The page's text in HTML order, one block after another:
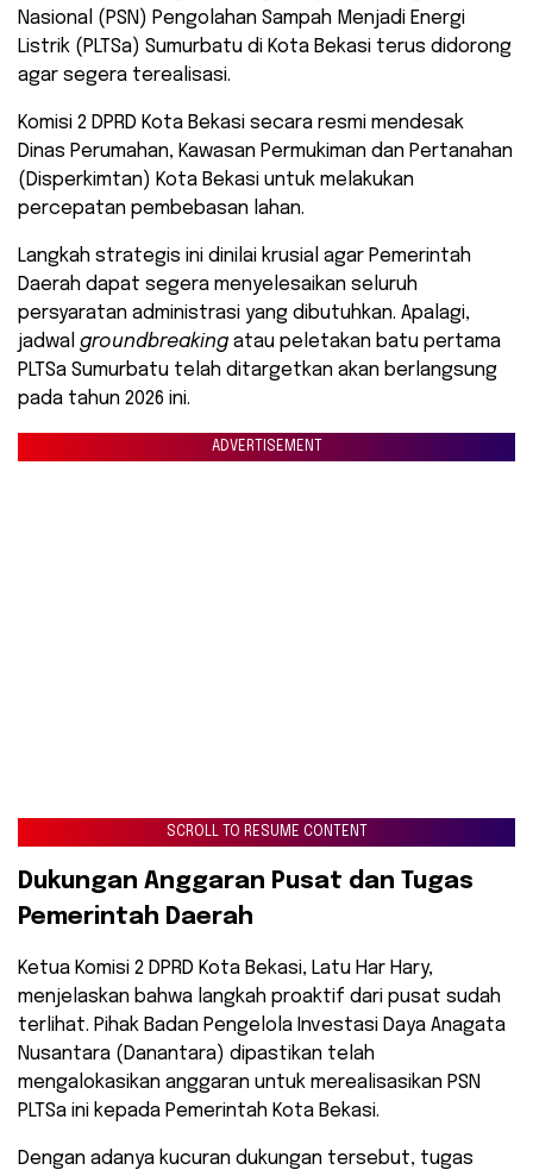
Nasional (PSN) Pengolahan Sampah Menjadi Energi
Listrik (PLTSa) Sumurbatu di Kota Bekasi terus didorong
agar segera terealisasi.
Komisi 2 DPRD Kota Bekasi secara resmi mendesak
Dinas Perumahan, Kawasan Permukiman dan Pertanahan
(Disperkimtan) Kota Bekasi untuk melakukan
percepatan pembebasan lahan.
​Langkah strategis ini dinilai krusial agar Pemerintah
Daerah dapat segera menyelesaikan seluruh
persyaratan administrasi yang dibutuhkan. Apalagi,
jadwal groundbreaking atau peletakan batu pertama
PLTSa Sumurbatu telah ditargetkan akan berlangsung
pada tahun 2026 ini.
ADVERTISEMENT
SCROLL TO RESUME CONTENT
​Dukungan Anggaran Pusat dan Tugas
Pemerintah Daerah
​Ketua Komisi 2 DPRD Kota Bekasi, Latu Har Hary,
menjelaskan bahwa langkah proaktif dari pusat sudah
terlihat. Pihak Badan Pengelola Investasi Daya Anagata
Nusantara (Danantara) dipastikan telah
mengalokasikan anggaran untuk merealisasikan PSN
PLTSa ini kepada Pemerintah Kota Bekasi.
​Dengan adanya kucuran dukungan tersebut, tugas